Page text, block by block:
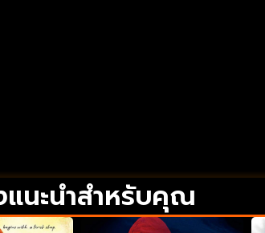
นะนำสำหรับคุณ